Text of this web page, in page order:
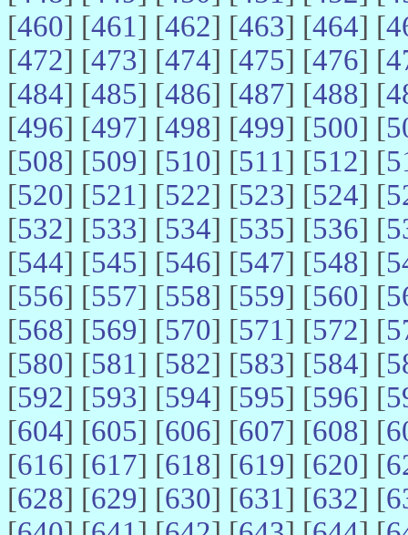
[460] [461] [462] [463] [464] [
[472] [473] [474] [475] [476] [
[484] [485] [486] [487] [488] [
[496] [497] [498] [499] [500] [
[508] [509] [510] [511] [512] [
[520] [521] [522] [523] [524] [
[532] [533] [534] [535] [536] [
[544] [545] [546] [547] [548] [
[556] [557] [558] [559] [560] [
[568] [569] [570] [571] [572] [
[580] [581] [582] [583] [584] [
[592] [593] [594] [595] [596] [
[604] [605] [606] [607] [608] [
[616] [617] [618] [619] [620] [
[628] [629] [630] [631] [632] [